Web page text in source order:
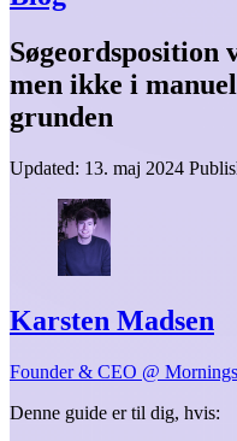
Søgeordsposition
men ikke i
grunden
Updated: 13. maj 2024
Karsten Madsen
Founder & CEO @
Denne guide er til dig, hvis: